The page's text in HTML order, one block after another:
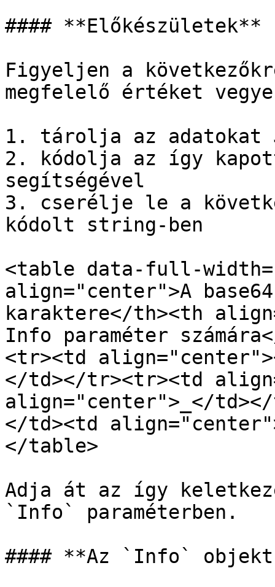
#### **Előkészületek**
Figyeljen a
megfelelő értéket
1. tárolja az adatokat
2. kódolja az így
segítségével
3. cserélje le a
kódolt string-ben
<table data-full-
align="center">A
karaktere</th><th
Info paraméter
<tr><td
</td></tr><tr><td
align="center">_</
</td><td
</table>
Adja át az így
`Info` paraméterben.
#### **Az `Info`